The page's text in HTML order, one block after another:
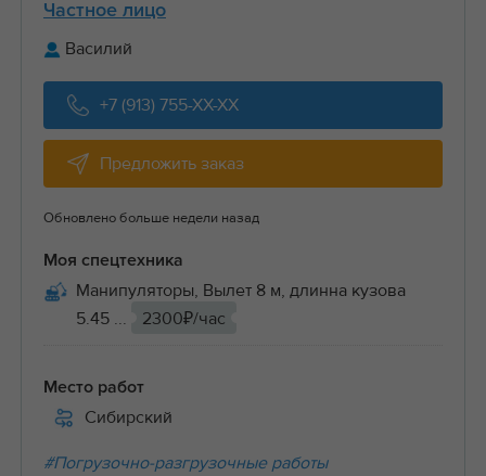
Частное лицо
Василий
+7 (913) 755-XX-XX
Предложить заказ
Обновлено больше недели назад
Моя спецтехника
Манипуляторы, Вылет 8 м, длинна кузова
5.45 ...
2300₽/час
Место работ
Сибирский
#Погрузочно-разгрузочные работы